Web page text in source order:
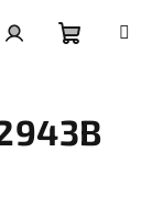
košík